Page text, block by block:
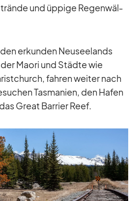
und üp­pige Re­gen­wäl­
er­kun­den Neu­see­lands
Maori und Städte wie
fah­ren wei­ter nach
Tas­ma­nien, den Ha­fen
Great Bar­rier Reef.